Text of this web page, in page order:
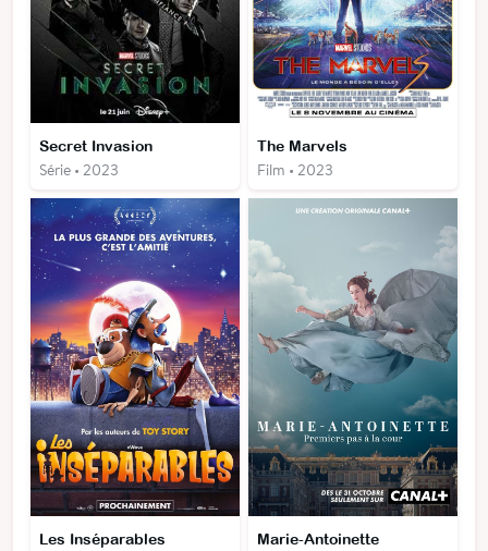
Secret Invasion
Série • 2023
The Marvels
Film • 2023
Les Inséparables Marie-Antoinette